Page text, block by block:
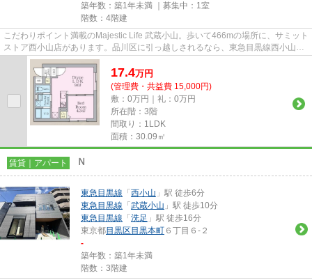
築年数：築1年未満 ｜募集中： 1室
階数：4階建
こだわりポイント満載のMajestic Life 武蔵小山。歩いて466mの場所に、サミット
ストア西小山店があります。品川区に引っ越しされるなら、東急目黒線西小山近
辺はいかがでしょうか。03-...
17.4万円
(管理費・共益費 15,000円)
敷：0万円｜礼：0万円
所在階：3階
間取り：1LDK
面積：30.09㎡
賃貸｜アパート Ｎ
東急目黒線 「 西小山 」駅 徒歩6分
東急目黒線 「 武蔵小山 」駅 徒歩10分
東急目黒線 「 洗足 」駅 徒歩16分
東京都目黒区 目黒本町 ６丁目６-２
-
築年数：築1年未満
階数：3階建